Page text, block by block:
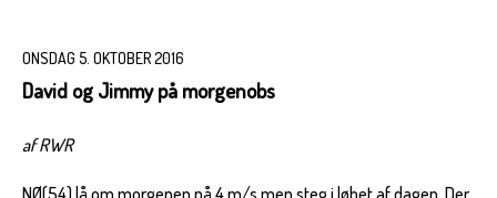
ONSDAG 5. OKTOBER 2016
David og Jimmy på morgenobs
af RWR
NØ(54) lå om morgenen på 4 m/s men steg i løbet af dagen. Der